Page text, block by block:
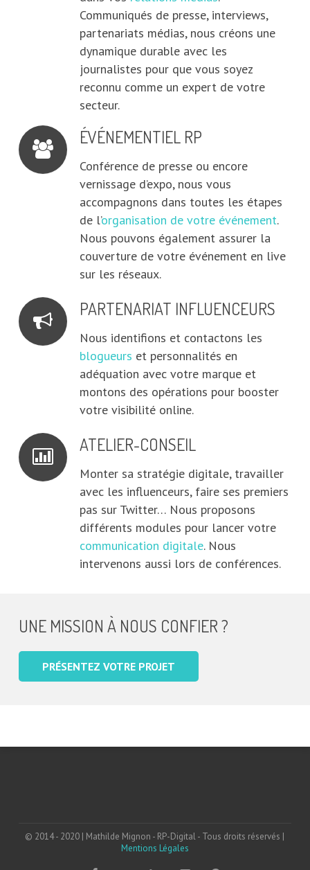
Communiqués de presse, interviews,
partenariats médias, nous créons une
dynamique durable avec les
journalistes pour que vous soyez
reconnu comme un expert de votre
secteur.
ÉVÉNEMENTIEL RP
Conférence de presse ou encore
vernissage d’expo, nous vous
accompagnons dans toutes les étapes
de l’organisation de votre événement.
Nous pouvons également assurer la
couverture de votre événement en live
sur les réseaux.
PARTENARIAT INFLUENCEURS
Nous identifions et contactons les
blogueurs et personnalités en
adéquation avec votre marque et
montons des opérations pour booster
votre visibilité online.
ATELIER-CONSEIL
Monter sa stratégie digitale, travailler
avec les influenceurs, faire ses premiers
pas sur Twitter… Nous proposons
différents modules pour lancer votre
communication digitale. Nous
intervenons aussi lors de conférences.
UNE MISSION À NOUS CONFIER ?
PRÉSENTEZ VOTRE PROJET
© 2014 - 2020 | Mathilde Mignon - RP-Digital - Tous droits réservés |
Mentions Légales